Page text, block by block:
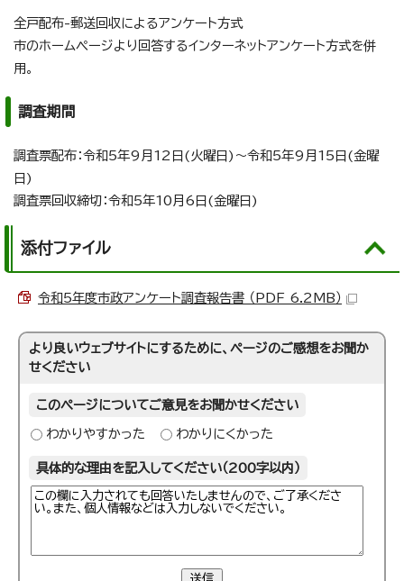
全戸配布-郵送回収によるアンケート方式
市のホームページより回答するインターネットアンケート方式を併
用。
調査期間
調査票配布：令和5年9月12日(火曜日)～令和5年9月15日(金曜
日)
調査票回収締切：令和5年10月6日(金曜日)
添付ファイル
令和5年度市政アンケート調査報告書 （PDF 6.2MB）
より良いウェブサイトにするために、ページのご感想をお聞か
せください
このページについてご意見をお聞かせください
わかりやすかった わかりにくかった
具体的な理由を記入してください（200字以内）
送信